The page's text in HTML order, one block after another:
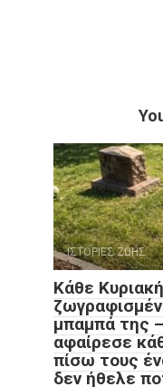
ΙΣΤΟΡΙΕΣ ΖΩΗΣ
Κάθε
μπαμπά της
αφαίρεσε
πίσω τους
δεν ήθελε